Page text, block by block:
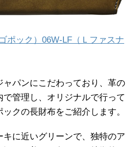
ポック）06W-LF（Ｌファスナ
パンにこだわっており、革の
で管理し、オリジナルで行って
クの長財布をご紹介します。
キに近いグリーンで、独特のア